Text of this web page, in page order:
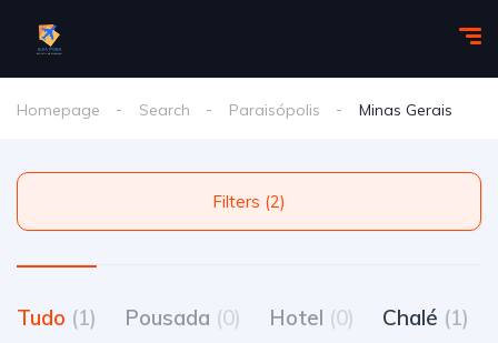
Homepage Search Paraisópolis Minas Gerais
Filters (2)
Tudo (1) Pousada (0) Hotel (0) Chalé (1)